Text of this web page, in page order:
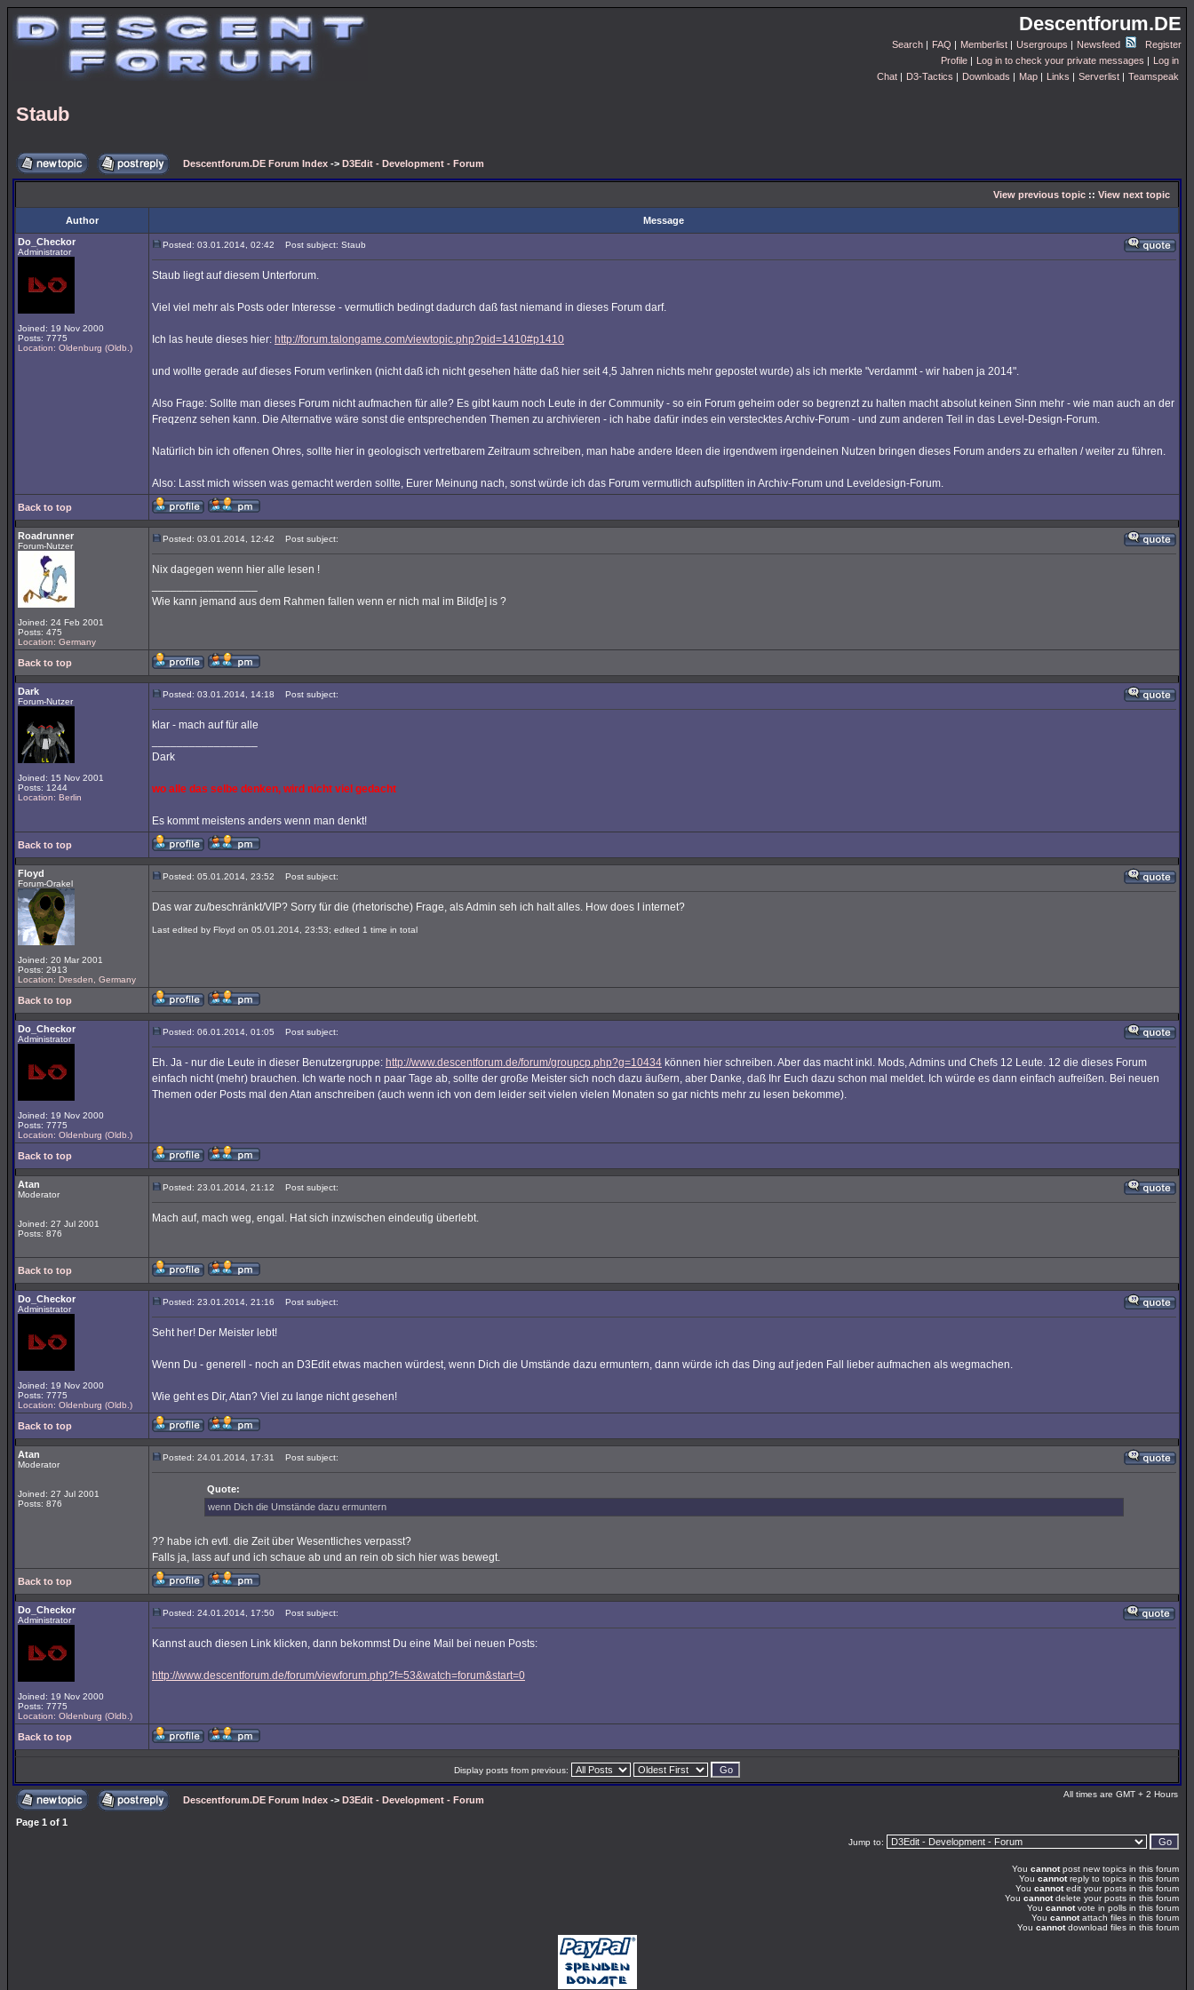
Descentforum.DE
Search | FAQ | Memberlist | Usergroups | Newsfeed
Register
Profile | Log in to check your private messages | Log in
Chat | D3-Tactics | Downloads | Map | Links | Serverlist | Teamspeak
Staub
Descentforum.DE Forum Index -> D3Edit - Development - Forum
View previous topic :: View next topic
Author
Message
Do_Checkor
Administrator
Joined: 19 Nov 2000
Posts: 7775
Location: Oldenburg (Oldb.)
Posted: 03.01.2014, 02:42 Post subject: Staub
Staub liegt auf diesem Unterforum.
Viel viel mehr als Posts oder Interesse - vermutlich bedingt dadurch daß fast niemand in dieses Forum darf.
Ich las heute dieses hier: http://forum.talongame.com/viewtopic.php?pid=1410#p1410
und wollte gerade auf dieses Forum verlinken (nicht daß ich nicht gesehen hätte daß hier seit 4,5 Jahren nichts mehr gepostet wurde) als ich merkte "verdammt - wir haben ja 2014".
Also Frage: Sollte man dieses Forum nicht aufmachen für alle? Es gibt kaum noch Leute in der Community - so ein Forum geheim oder so begrenzt zu halten macht absolut keinen Sinn mehr - wie man auch an der
Freqzenz sehen kann. Die Alternative wäre sonst die entsprechenden Themen zu archivieren - ich habe dafür indes ein verstecktes Archiv-Forum - und zum anderen Teil in das Level-Design-Forum.
Natürlich bin ich offenen Ohres, sollte hier in geologisch vertretbarem Zeitraum schreiben, man habe andere Ideen die irgendwem irgendeinen Nutzen bringen dieses Forum anders zu erhalten / weiter zu führen.
Also: Lasst mich wissen was gemacht werden sollte, Eurer Meinung nach, sonst würde ich das Forum vermutlich aufsplitten in Archiv-Forum und Leveldesign-Forum.
Back to top
Roadrunner
Forum-Nutzer
Joined: 24 Feb 2001
Posts: 475
Location: Germany
Posted: 03.01.2014, 12:42 Post subject:
Nix dagegen wenn hier alle lesen !
Wie kann jemand aus dem Rahmen fallen wenn er nich mal im Bild[e] is ?
Back to top
Dark
Forum-Nutzer
Joined: 15 Nov 2001
Posts: 1244
Location: Berlin
Posted: 03.01.2014, 14:18 Post subject:
klar - mach auf für alle
Dark
wo alle das selbe denken, wird nicht viel gedacht
Es kommt meistens anders wenn man denkt!
Back to top
Floyd
Forum-Orakel
Joined: 20 Mar 2001
Posts: 2913
Location: Dresden, Germany
Posted: 05.01.2014, 23:52 Post subject:
Das war zu/beschränkt/VIP? Sorry für die (rhetorische) Frage, als Admin seh ich halt alles. How does I internet?
Last edited by Floyd on 05.01.2014, 23:53; edited 1 time in total
Back to top
Do_Checkor
Administrator
Joined: 19 Nov 2000
Posts: 7775
Location: Oldenburg (Oldb.)
Posted: 06.01.2014, 01:05 Post subject:
Eh. Ja - nur die Leute in dieser Benutzergruppe: http://www.descentforum.de/forum/groupcp.php?g=10434 können hier schreiben. Aber das macht inkl. Mods, Admins und Chefs 12 Leute. 12 die dieses Forum
einfach nicht (mehr) brauchen. Ich warte noch n paar Tage ab, sollte der große Meister sich noch dazu äußern, aber Danke, daß Ihr Euch dazu schon mal meldet. Ich würde es dann einfach aufreißen. Bei neuen
Themen oder Posts mal den Atan anschreiben (auch wenn ich von dem leider seit vielen vielen Monaten so gar nichts mehr zu lesen bekomme).
Back to top
Atan
Moderator
Joined: 27 Jul 2001
Posts: 876
Posted: 23.01.2014, 21:12 Post subject:
Mach auf, mach weg, engal. Hat sich inzwischen eindeutig überlebt.
Back to top
Do_Checkor
Administrator
Joined: 19 Nov 2000
Posts: 7775
Location: Oldenburg (Oldb.)
Posted: 23.01.2014, 21:16 Post subject:
Seht her! Der Meister lebt!
Wenn Du - generell - noch an D3Edit etwas machen würdest, wenn Dich die Umstände dazu ermuntern, dann würde ich das Ding auf jeden Fall lieber aufmachen als wegmachen.
Wie geht es Dir, Atan? Viel zu lange nicht gesehen!
Back to top
Atan
Moderator
Joined: 27 Jul 2001
Posts: 876
Posted: 24.01.2014, 17:31 Post subject:
Quote:
wenn Dich die Umstände dazu ermuntern
?? habe ich evtl. die Zeit über Wesentliches verpasst?
Falls ja, lass auf und ich schaue ab und an rein ob sich hier was bewegt.
Back to top
Do_Checkor
Administrator
Joined: 19 Nov 2000
Posts: 7775
Location: Oldenburg (Oldb.)
Posted: 24.01.2014, 17:50 Post subject:
Kannst auch diesen Link klicken, dann bekommst Du eine Mail bei neuen Posts:
http://www.descentforum.de/forum/viewforum.php?f=53&watch=forum&start=0
Back to top
Display posts from previous:
Descentforum.DE Forum Index -> D3Edit - Development - Forum
All times are GMT + 2 Hours
Page 1 of 1
Jump to:
You cannotpost new topics in this forum
You cannotreply to topics in this forum
You cannotedit your posts in this forum
You cannotdelete your posts in this forum
You cannotvote in polls in this forum
You cannotattach files in this forum
You cannotdownload files in this forum